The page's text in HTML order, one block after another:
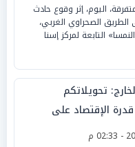
متفرقة، اليوم، إثر وقوع حادث
الصحراوي الغربي،
التابعة لمركز إسنا
تحويلاتكم
الإقتصاد على